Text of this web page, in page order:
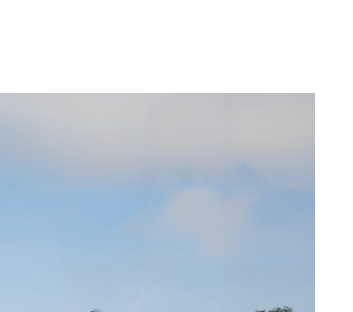
sklo: světlo zachycené ve hmotě